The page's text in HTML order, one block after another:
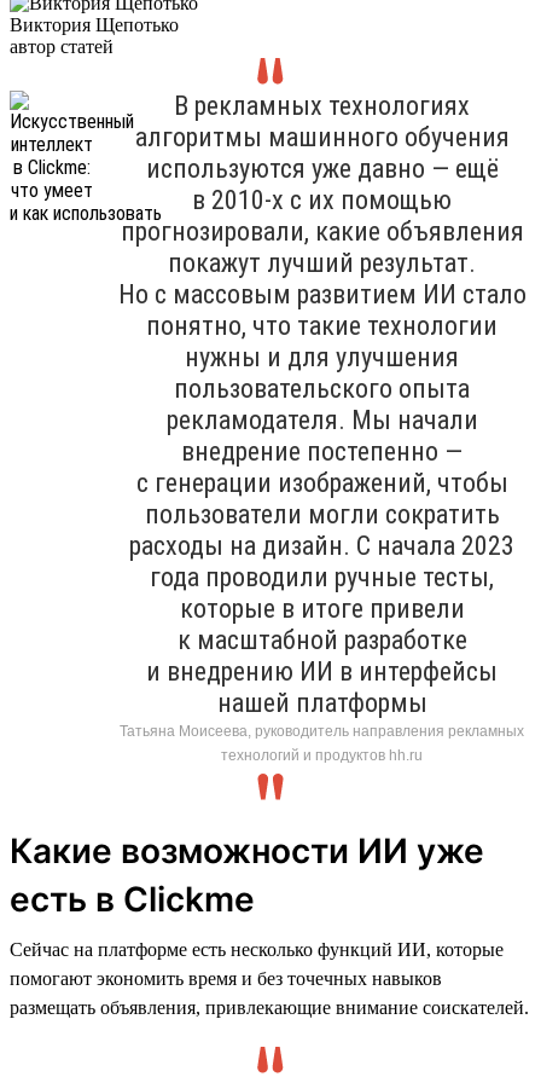
Виктория Щепотько
автор статей
В рекламных технологиях
алгоритмы машинного обучения
используются уже давно — ещё
в 2010-х с их помощью
прогнозировали, какие объявления
покажут лучший результат.
Но с массовым развитием ИИ стало
понятно, что такие технологии
нужны и для улучшения
пользовательского опыта
рекламодателя. Мы начали
внедрение постепенно —
с генерации изображений, чтобы
пользователи могли сократить
расходы на дизайн. С начала 2023
года проводили ручные тесты,
которые в итоге привели
к масштабной разработке
и внедрению ИИ в интерфейсы
нашей платформы
Татьяна Моисеева, руководитель направления рекламных
технологий и продуктов hh.ru
Какие возможности ИИ уже
есть в Clickme
Сейчас на платформе есть несколько функций ИИ, которые
помогают экономить время и без точечных навыков
размещать объявления, привлекающие внимание соискателей.